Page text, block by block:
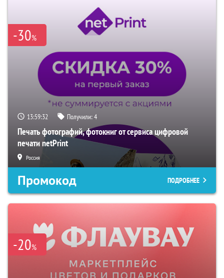
-30%
13:59:31 Получили:4
Печать фотографий, фотокниг от сервиса цифровой
печати netPrint
Россия
Промокод ПОДРОБНЕЕ
-20%